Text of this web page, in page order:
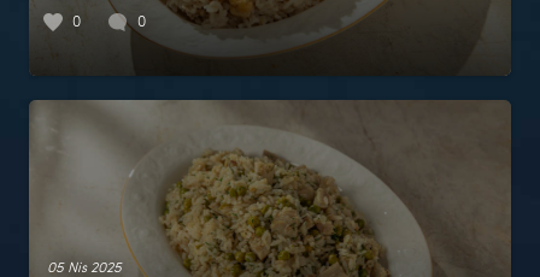
0 0
05 Nis 2025